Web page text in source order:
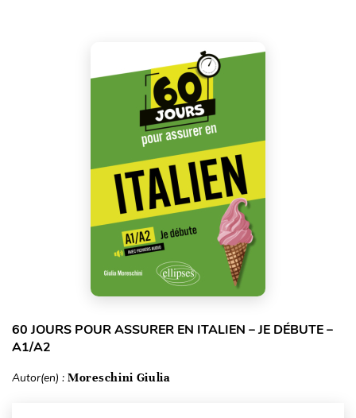
60 JOURS POUR ASSURER EN ITALIEN – JE DÉBUTE –
A1/A2
Autor(en) : Moreschini Giulia